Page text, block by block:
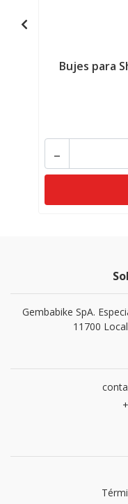
Bujes para
-
Gembabike SpA.
11700